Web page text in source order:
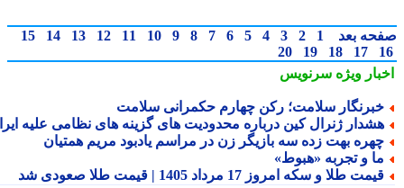
بعد 1
2
3
4
5
6
7
8
9
10
11
12
13
14
15
17
18
19
20
ویژهسرنویس
سلامت؛ رکن چهارم حکمرانی سلامت
ژنرال کین درباره محدودیت های گزینه های نظامی علیه ایران
بهت زده سه بازیگر زن در مراسم یادبود مریم همتیان
و تجربه «هبوط»
طلا و سکه امروز 17 مرداد 1405 | قیمت طلا صعودی شد